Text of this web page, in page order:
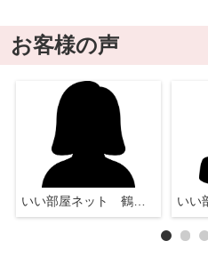
お客様の声
いい部屋ネット 鶴瀬店